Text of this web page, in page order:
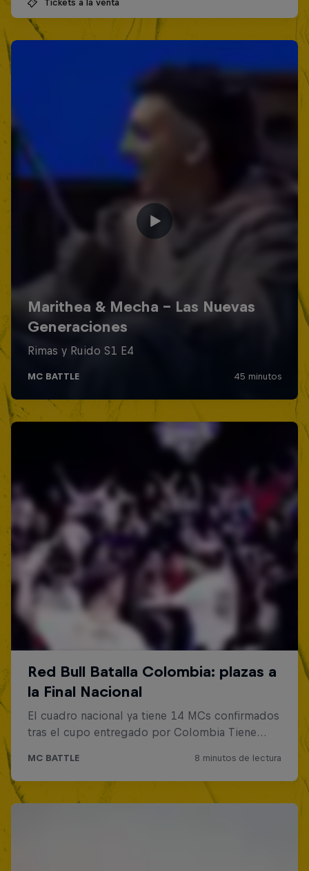
Tickets a la venta